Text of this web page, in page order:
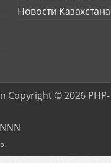
Новости Казахстана
Copyright © 2026 PHP-